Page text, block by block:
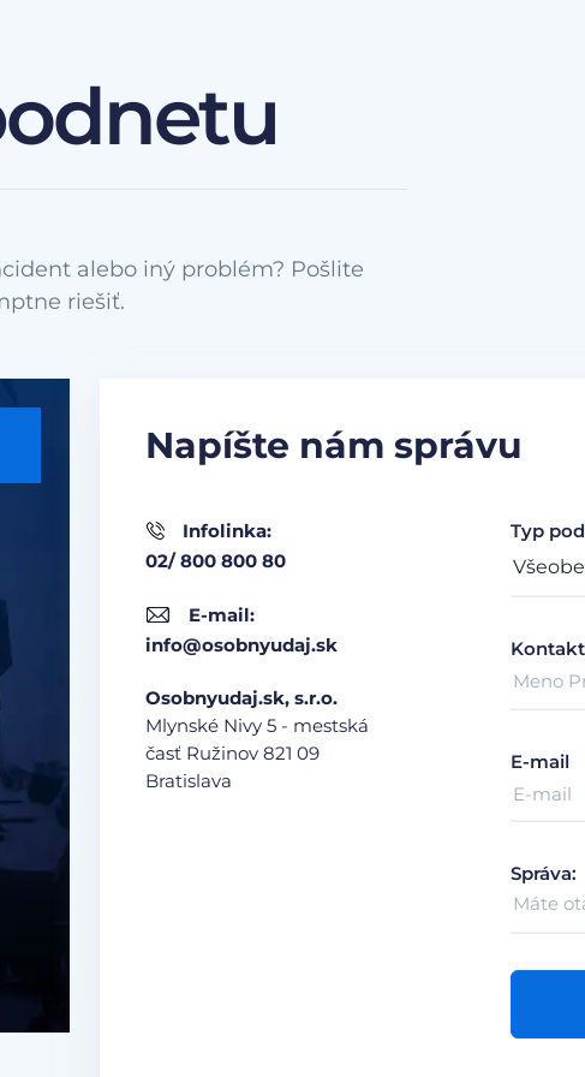
alebo iný problém? Pošlite
Napíšte nám správu
Infolinka:
02/ 800 800 80
E-mail:
info@osobnyudaj.sk
Osobnyudaj.sk, s.r.o.
Mlynské Nivy 5 - mestská
časť Ružinov 821 09
Bratislava
Typ
E-mail
Správa: